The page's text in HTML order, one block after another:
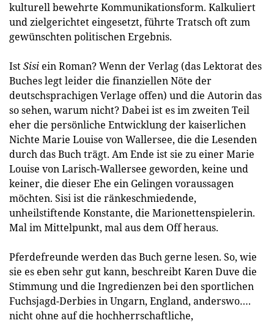
kulturell bewehrte Kommunikationsform. Kalkuliert
und zielgerichtet eingesetzt, führte Tratsch oft zum
gewünschten politischen Ergebnis.
IstSisi ein Roman? Wenn der Verlag (das Lektorat des
Buches legt leider die finanziellen Nöte der
deutschsprachigen Verlage offen) und die Autorin das
so sehen, warum nicht? Dabei ist es im zweiten Teil
eher die persönliche Entwicklung der kaiserlichen
Nichte Marie Louise von Wallersee, die die Lesenden
durch das Buch trägt. Am Ende ist sie zu einer Marie
Louise von Larisch-Wallersee geworden, keine und
keiner, die dieser Ehe ein Gelingen voraussagen
möchten. Sisi ist die ränkeschmiedende,
unheilstiftende Konstante, die Marionettenspielerin.
Mal im Mittelpunkt, mal aus dem Off heraus.
Pferdefreunde werden das Buch gerne lesen. So, wie
sie es eben sehr gut kann, beschreibt Karen Duve die
Stimmung und die Ingredienzen bei den sportlichen
Fuchsjagd-Derbies in Ungarn, England, anderswo….
nicht ohne auf die hochherrschaftliche,